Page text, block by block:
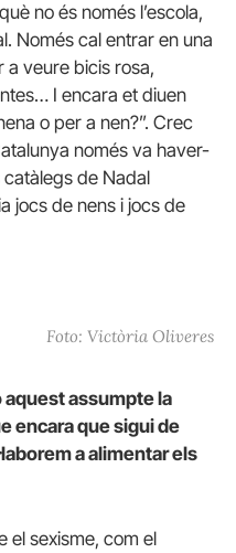
no és només l’escola,
Només cal entrar en una
a veure bicis rosa,
I encara et diuen
o per a nen?”. Crec
només va haver-
de Nadal
jocs de nens i jocs de
Foto: Victòria Oliveres
aquest assumpte la
encara que sigui de
a alimentar els
el sexisme, com el